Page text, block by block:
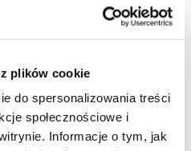
plików cookie
do spersonalizowania treści
społecznościowe i
Informacje o tym, jak
ani PVC.